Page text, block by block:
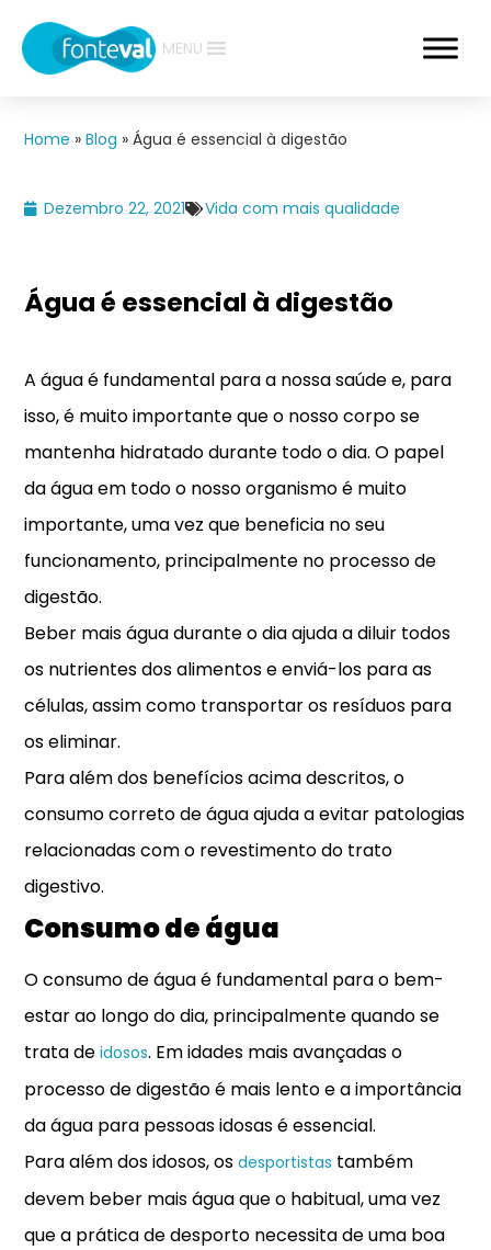
MENU
Home »Blog »Água é essencial à digestão
Dezembro 22, 2021 Vida com mais qualidade
Água é essencial à digestão
A água é fundamental para a nossa saúde e, para
isso, é muito importante que o nosso corpo se
mantenha hidratado durante todo o dia. O papel
da água em todo o nosso organismo é muito
importante, uma vez que beneficia no seu
funcionamento, principalmente no processo de
digestão.
Beber mais água durante o dia ajuda a diluir todos
os nutrientes dos alimentos e enviá-los para as
células, assim como transportar os resíduos para
os eliminar.
Para além dos benefícios acima descritos, o
consumo correto de água ajuda a evitar patologias
relacionadas com o revestimento do trato
digestivo.
Consumo de água
O consumo de água é fundamental para o bem-
estar ao longo do dia, principalmente quando se
trata deidosos. Em idades mais avançadas o
processo de digestão é mais lento e a importância
da água para pessoas idosas é essencial.
Para além dos idosos, osdesportistas também
devem beber mais água que o habitual, uma vez
que a prática de desporto necessita de uma boa